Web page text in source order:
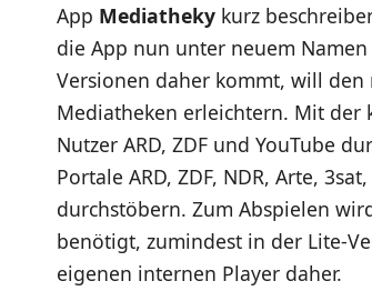
App Mediathekykurz
die App nun unter neuem
Versionen daher kommt, will
Mediatheken erleichtern. Mit der
Nutzer ARD, ZDF und YouTube
Portale ARD, ZDF, NDR, Arte,
durchstöbern. Zum Abspielen
benötigt, zumindest in der Lite-
eigenen internen Player daher.